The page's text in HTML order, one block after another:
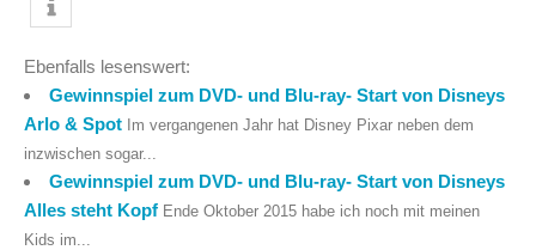
Ebenfalls lesenswert:
Gewinnspiel zum DVD- und Blu-ray- Start von Disneys
Arlo & Spot
Im vergangenen Jahr hat Disney Pixar neben dem
inzwischen sogar...
Gewinnspiel zum DVD- und Blu-ray- Start von Disneys
Alles steht Kopf Ende Oktober 2015 habe ich noch mit meinen
Kids im...